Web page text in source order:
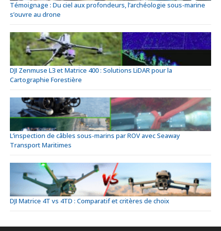
Témoignage : Du ciel aux profondeurs, l’archéologie sous-marine
s’ouvre au drone
DJI Zenmuse L3 et Matrice 400 : Solutions LiDAR pour la
Cartographie Forestière
L’inspection de câbles sous-marins par ROV avec Seaway
Transport Maritimes
DJI Matrice 4T vs 4TD : Comparatif et critères de choix